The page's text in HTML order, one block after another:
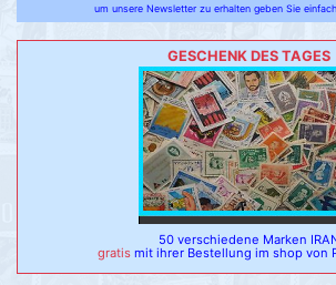
um unsere Newsletter zu erhalten geben Sie
GESCHENK DES TAGES
50 verschiedene Marken
gratis mit ihrer Bestellung im shop von